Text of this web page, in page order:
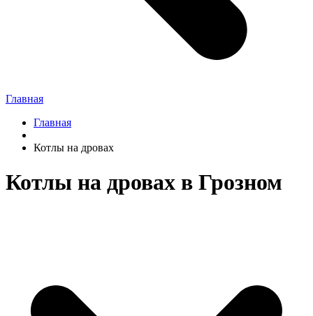
Главная
Главная
Котлы на дровах
Котлы на дровах в Грозном